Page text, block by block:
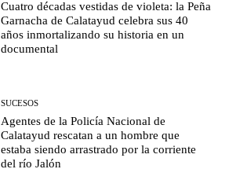
Cuatro décadas vestidas de violeta: la Peña
Garnacha de Calatayud celebra sus 40
años inmortalizando su historia en un
documental
SUCESOS
Agentes de la Policía Nacional de
Calatayud rescatan a un hombre que
estaba siendo arrastrado por la corriente
del río Jalón